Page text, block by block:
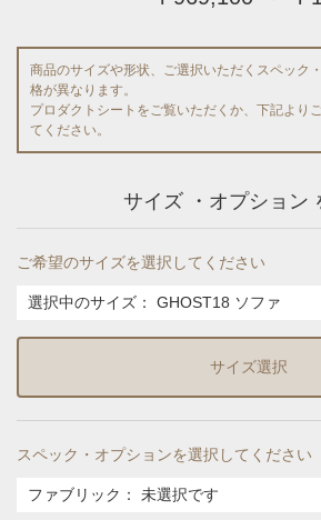
商品のサイズや形状、ご選択いただくスペック
格が異なります。
プロダクトシートをご覧いただくか、下記より
てください。
サイズ ・オプション
ご希望のサイズを選択してください
選択中のサイズ： GHOST18 ソファ
サイズ選択
スペック・オプションを選択してください
ファブリック ： 未選択です